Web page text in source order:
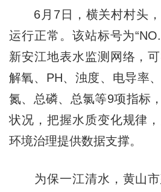
6月7日，横关村村头，
运行正常。该站标号为
新安江地表水监测网络，
解氧、PH、浊度、电导率
氮、总磷、总氯等9项指标
状况，把握水质变化规律
环境治理提供数据支撑。
为保一江清水，黄山市